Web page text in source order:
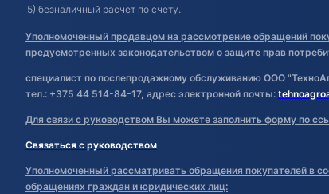
5) безналичный расчет по счету.
Уполномоченный продавцом на рассмотрение обращений
предусмотренных законодательством о защите прав
специалист по послепродажному обслуживанию ООО
тел.: +375 44 514-84-17, адрес электронной почты:
Для связи с руководством Вы можете заполнить форму по
Связаться с руководством
Уполномоченный рассматривать обращения покупателей в
обращениях граждан и юридических лиц: